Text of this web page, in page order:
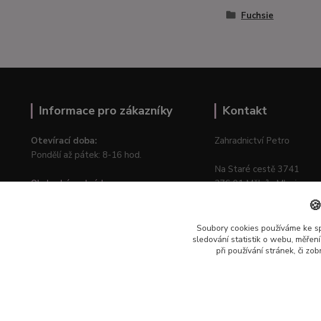
Fuchsie
Informace pro zákazníky
Otevírací doba:
Pondělí až pátek: 8-16 hod.
Obchodní podmínky
Kontakt
Zahradnictví Petro
Na Staré cestě 3741
276 01 Mělník–Mlazice
Soubory cookies používáme ke
sledování statistik o webu,
při používání stránek, či